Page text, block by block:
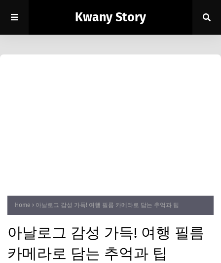
Kwany Story
Home 아날로그 감성 가득! 여행 필름 카메라로 담는 추억과 팁
아날로그 감성 가득! 여행 필름
카메라로 담는 추억과 팁